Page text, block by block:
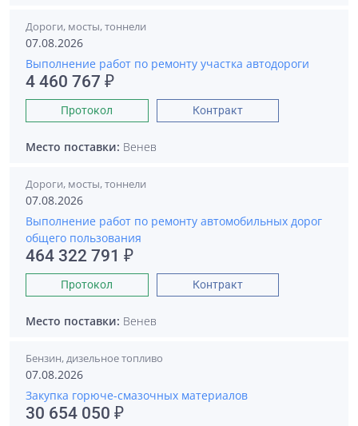
Дороги, мосты, тоннели
07.08.2026
Выполнение работ по ремонту участка автодороги
4 460 767 ₽
Протокол Контракт
Место поставки: Венев
Дороги, мосты, тоннели
07.08.2026
Выполнение работ по ремонту автомобильных дорог
общего пользования
464 322 791 ₽
Протокол Контракт
Место поставки: Венев
Бензин, дизельное топливо
07.08.2026
Закупка горюче-смазочных материалов
30 654 050 ₽